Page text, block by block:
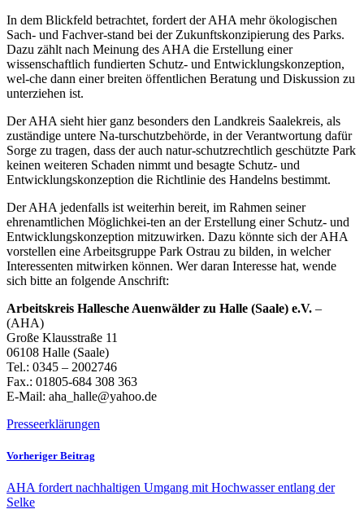
In dem Blickfeld betrachtet, fordert der AHA mehr ökologischen
Sach- und Fachver-stand bei der Zukunftskonzipierung des Parks.
Dazu zählt nach Meinung des AHA die Erstellung einer
wissenschaftlich fundierten Schutz- und Entwicklungskonzeption,
wel-che dann einer breiten öffentlichen Beratung und Diskussion zu
unterziehen ist.
Der AHA sieht hier ganz besonders den Landkreis Saalekreis, als
zuständige untere Na-turschutzbehörde, in der Verantwortung dafür
Sorge zu tragen, dass der auch natur-schutzrechtlich geschützte Park
keinen weiteren Schaden nimmt und besagte Schutz- und
Entwicklungskonzeption die Richtlinie des Handelns bestimmt.
Der AHA jedenfalls ist weiterhin bereit, im Rahmen seiner
ehrenamtlichen Möglichkei-ten an der Erstellung einer Schutz- und
Entwicklungskonzeption mitzuwirken. Dazu könnte sich der AHA
vorstellen eine Arbeitsgruppe Park Ostrau zu bilden, in welcher
Interessenten mitwirken können. Wer daran Interesse hat, wende
sich bitte an folgende Anschrift:
Arbeitskreis Hallesche Auenwälder zu Halle (Saale) e.V. –
(AHA)
Große Klausstraße 11
06108 Halle (Saale)
Tel.: 0345 – 2002746
Fax.: 01805-684 308 363
E-Mail: aha_halle@yahoo.de
Presseerklärungen
Vorheriger Beitrag
AHA fordert nachhaltigen Umgang mit Hochwasser entlang der
Selke